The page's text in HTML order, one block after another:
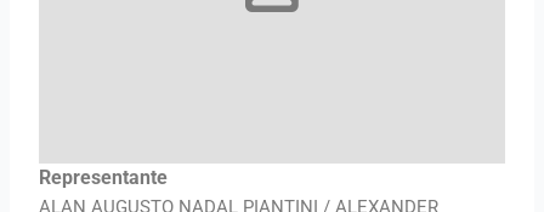
Representante
ALAN AUGUSTO NADAL PIANTINI / ALEXANDER